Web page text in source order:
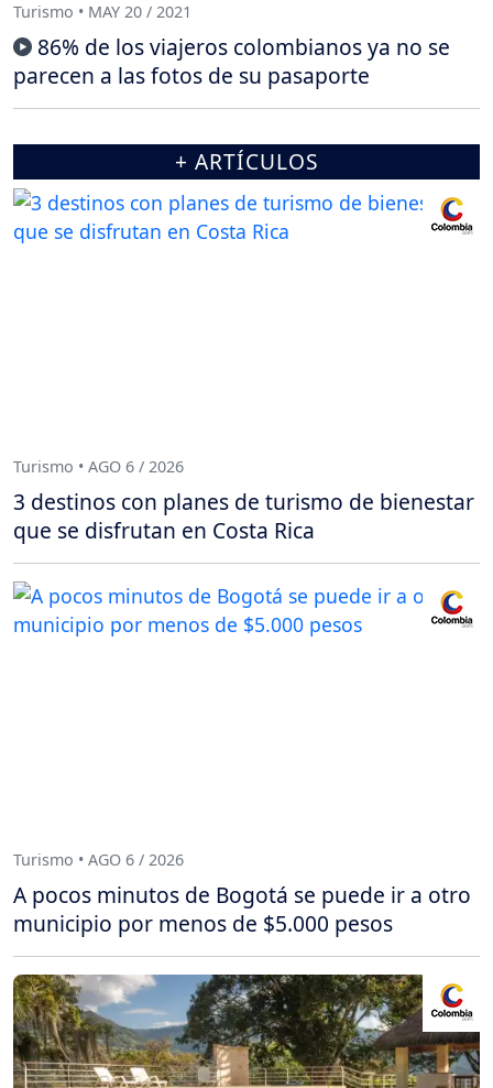
Turismo • MAY 20 / 2021
86% de los viajeros colombianos ya no se
parecen a las fotos de su pasaporte
+ ARTÍCULOS
Turismo • AGO 6 / 2026
3 destinos con planes de turismo de bienestar
que se disfrutan en Costa Rica
Turismo • AGO 6 / 2026
A pocos minutos de Bogotá se puede ir a otro
municipio por menos de $5.000 pesos